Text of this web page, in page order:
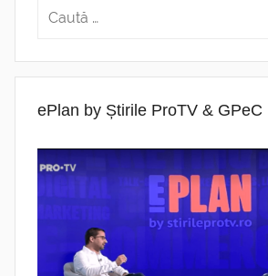
ePlan by Știrile ProTV & GPeC